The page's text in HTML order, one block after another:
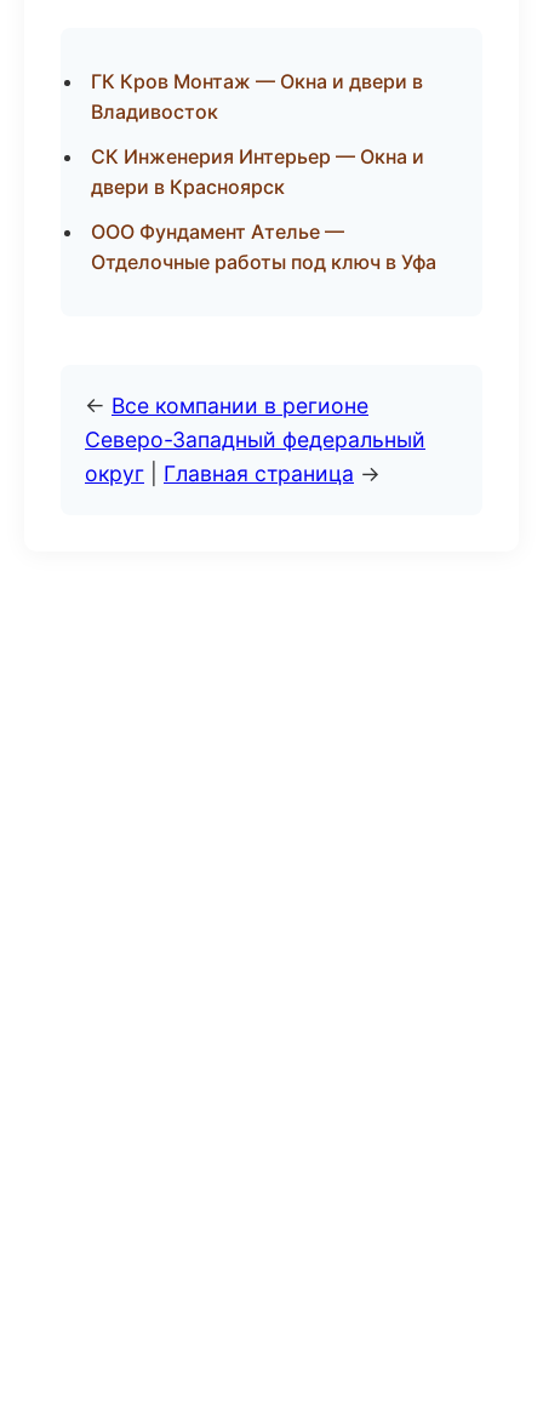
ГК Кров Монтаж — Окна и двери в
Владивосток
СК Инженерия Интерьер — Окна и
двери в Красноярск
ООО Фундамент Ателье —
Отделочные работы под ключ в Уфа
← Все компании в регионе
Северо-Западный федеральный
округ
Главная страница →